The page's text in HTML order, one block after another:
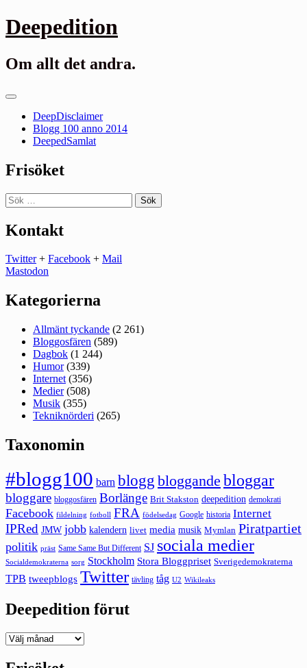
Gå
till
Deepedition
Om allt det andra.
Primär
DeepDisclaimer
Blogg 100 anno 2014
DeepedSamlat
Frisöket
Sök
efter:
Kontakt
Twitter+ Facebook + Mail
Mastodon
Kategorierna
Allmänt tyckande (2 261)
Bloggosfären (589)
Dagbok (1 244)
Humor(339)
Internet (356)
Medier(508)
Musik (355)
Tekniknörderi (265)
Taxonomin
#blogg100 barn blogg bloggande bloggar
bloggare bloggosfären Borlänge Brit Stakston deepedition demokrati
Facebook fildelning fotboll FRA födelsedag Google historia Internet
IPRed JMW jobb kalendern livet media musik Mymlan Piratpartiet
politik präst Same Same But Different SJ sociala medier
Socialdemokraterna sorg Stockholm Stora Bloggpriset Sverigedemokraterna
TPB tweepblogs Twitter tävling tåg U2 Wikileaks
Deepedition förut
Deepedition